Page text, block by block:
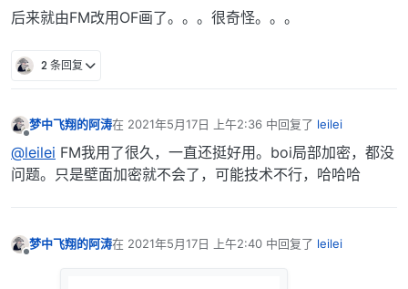
后来就由FM改用OF画了。。。很奇怪。。。
2 条回复
梦中飞翔的阿涛在 2021年5月17日 上午2:36 中回复了 leilei
最后由 编辑
@leilei FM我用了很久，一直还挺好用。boi局部加密，都没
问题。只是壁面加密就不会了，可能技术不行，哈哈哈
梦中飞翔的阿涛在 2021年5月17日 上午2:40 中回复了 leilei
最后由 编辑